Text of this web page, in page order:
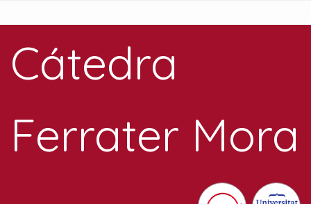
Cátedra
Ferrater Mora